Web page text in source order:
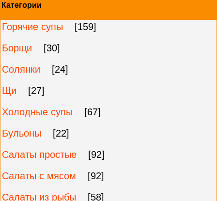
Категории
Горячие супы
[159]
Борщи
[30]
Солянки
[24]
Щи
[27]
Холодные супы
[67]
Бульоны
[22]
Салаты простые
[92]
Салаты с мясом
[92]
Салаты из рыбы
[58]